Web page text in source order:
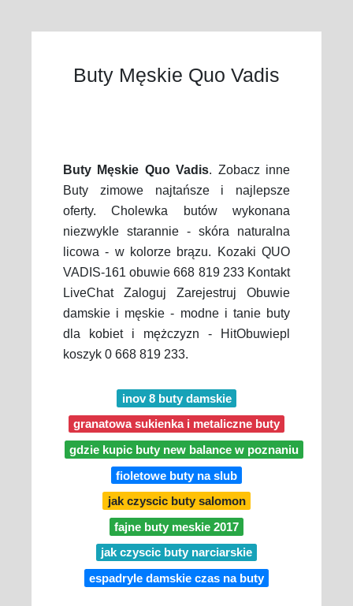
Buty Męskie Quo Vadis
Buty Męskie Quo Vadis. Zobacz inne
Buty zimowe najtańsze i najlepsze
oferty. Cholewka butów wykonana
niezwykle starannie - skóra naturalna
licowa - w kolorze brązu. Kozaki QUO
VADIS-161 obuwie 668 819 233 Kontakt
LiveChat Zaloguj Zarejestruj Obuwie
damskie i męskie - modne i tanie buty
dla kobiet i mężczyzn - HitObuwiepl
koszyk 0 668 819 233.
inov 8 buty damskie
granatowa sukienka i metaliczne buty
gdzie kupic buty new balance w poznaniu
fioletowe buty na slub
jak czyscic buty salomon
fajne buty meskie 2017
jak czyscic buty narciarskie
espadryle damskie czas na buty